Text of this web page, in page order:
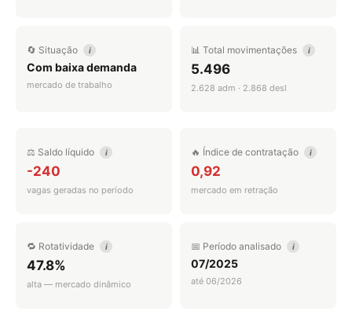
🔄 Situação i
Com baixa demanda
mercado de trabalho
📊 Total movimentações i
5.496
2.628 adm · 2.868 desl
⚖️ Saldo líquido i
-240
vagas geradas no período
🔥 Índice de contratação i
0,92
mercado em retração
🔁 Rotatividade i
47.8%
alta — mercado dinâmico
📅 Período analisado i
07/2025
até 06/2026